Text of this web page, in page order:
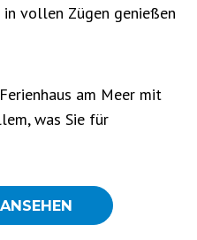
vollen Zügen genießen
am Meer mit
was Sie für